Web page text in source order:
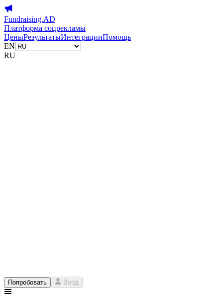
Fundraising.AD
Платформа соцрекламы
ЦеныРезультатыИнтеграцииПомощь
EN
RU
Попробовать Вход